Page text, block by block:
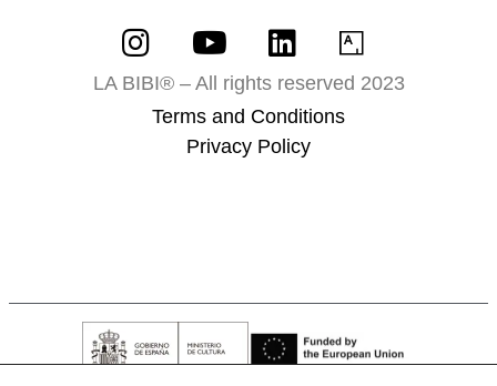
LA BIBI® – All rights reserved 2023
Terms and Conditions
Privacy Policy